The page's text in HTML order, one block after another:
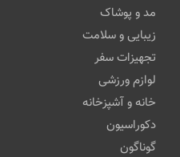
مد و پوشاک
زیبایی و سلامت
تجهیزات سفر
لوازم ورزشی
خانه و آشپزخانه
دکوراسیون
گوناگون